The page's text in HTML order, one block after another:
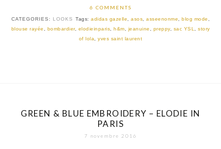
6 COMMENTS
CATEGORIES: LOOKS Tags: adidas gazelle asos asseenonme blog mode
blouse rayée
bombardier, elodieinparis h&m jeanuine preppy, sac YSL
story
of lola
,yves saint laurent
GREEN & BLUE EMBROIDERY – ELODIE IN
PARIS
7 novembre 2016